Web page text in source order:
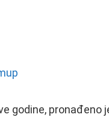
godine, pronađeno